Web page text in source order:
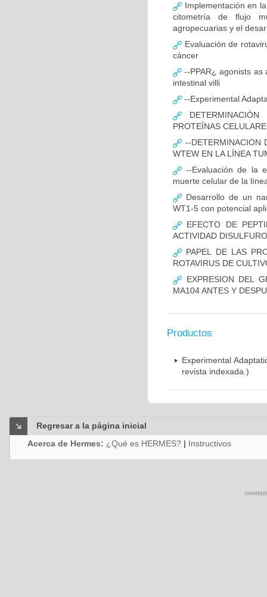
Implementación en
citometría de flujo
agropecuarias y el
Evaluación de
cáncer
--PPAR¿ agonists as
intestinal villi
--Experimental
PROTEÍNAS
--DETERMINACION
WTEW EN LA LÍNEA
--Evaluación de la
muerte celular de la
Desarrollo de un
WT1-5 con potencial
EFECTO DE
ACTIVIDAD
PAPEL DE LAS
ROTAVIRUS DE
EXPRESION DEL
MA104 ANTES Y
Productos
Experimental
revista indexada.)
Regresar a la página inicial
Acerca de Hermes: ¿Qué es HERMES? | Instructivos